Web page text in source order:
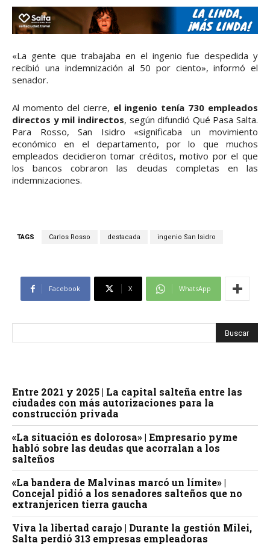
«La gente que trabajaba en el ingenio fue despedida y
recibió una indemnización al 50 por ciento», informó el
senador.
Al momento del cierre, el ingenio tenía 730 empleados
directos y mil indirectos, según difundió Qué Pasa Salta.
Para Rosso, San Isidro «significaba un movimiento
económico en el departamento, por lo que muchos
empleados decidieron tomar créditos, motivo por el que
los bancos cobraron las deudas completas en las
indemnizaciones.
TAGS Carlos Rosso destacada ingenio San Isidro
Facebook X WhatsApp
Entre 2021 y 2025 | La capital salteña entre las
ciudades con más autorizaciones para la
construcción privada
«La situación es dolorosa» | Empresario pyme
habló sobre las deudas que acorralan a los
salteños
«La bandera de Malvinas marcó un límite» |
Concejal pidió a los senadores salteños que no
extranjericen tierra gaucha
Viva la libertad carajo | Durante la gestión Milei,
Salta perdió 313 empresas empleadoras